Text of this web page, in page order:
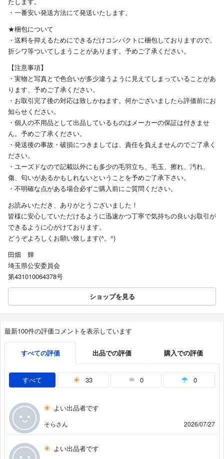
・一番安い発送方法にて発送いたします。
★梱包について
・送料を抑えるためにできるだけコンパクトに梱包しておりますので、
折シワ等ついてしまうことがあります。予めご了承ください。
【注意事項】
・実物と写真とで色合いが多少違うように見えてしまっていることがあ
ります、予めご了承ください。
・お取引完了後の対応は致しかねます。何かございましたら評価前にお
知らせください。
・個人の不用品として出品しているものはメーカーの保証は付きませ
ん。予めご了承ください。
・発送後の事故・破損につきましては、責任を負えませんのでご了承く
ださい。
・ユーズドなので記載以外にも多少の毛羽立ち、毛玉、擦れ、汚れ、
傷、匂いがあるかもしれないということを予めご了承下さい。
・不明確な点がある場合必ずご購入前にご質問ください。
お読みいただき、ありがとうございました！
皆様に安心していただけるように迅速かつ丁寧で気持ちの良いお取引が
できるように心がけております。
どうぞよろしくお願い致します(^。^)
田畑 輝
埼玉県公安委員会
第431010064378号
ショップを見る
最新100件の評価コメントを表示しています
すべての評価 出品での評価 購入での評価
すべて 33 0 0
よい出品者です
そらさん 2026/07/27
よい出品者です